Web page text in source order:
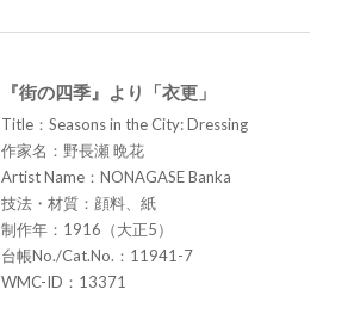
『街の四季』より「衣更」
Title：Seasons in the City: Dressing
作家名：野長瀬 晩花
Artist Name：NONAGASE Banka
技法・材質：顔料、紙
制作年：1916（大正5）
台帳No./Cat.No.：11941-7
WMC-ID：13371